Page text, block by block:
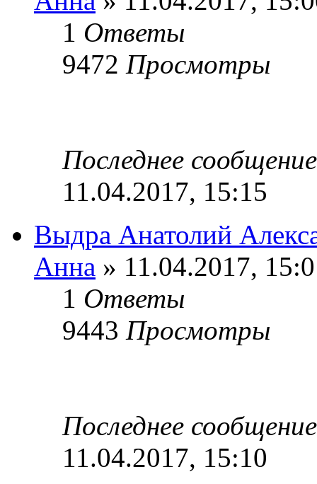
1 Ответы
9472 Просмотры
Последнее
11.04.2017, 15:15
Выдра Анатолий
Анна » 11.04.2017,
1 Ответы
9443 Просмотры
Последнее
11.04.2017, 15:10